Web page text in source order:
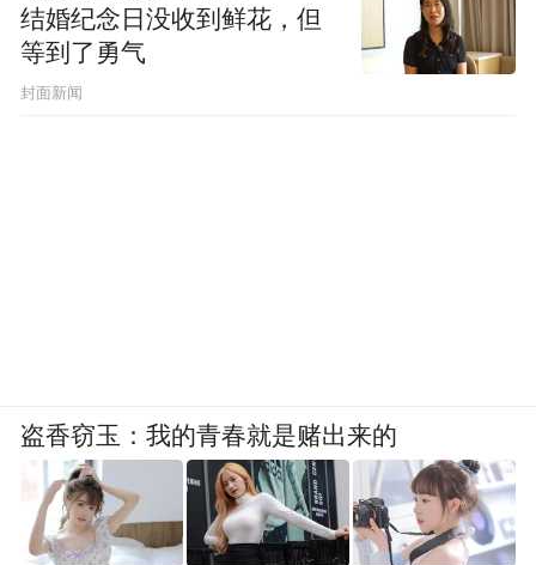
结婚纪念日没收到鲜花，但
等到了勇气
封面新闻
盗香窃玉：我的青春就是赌出来的